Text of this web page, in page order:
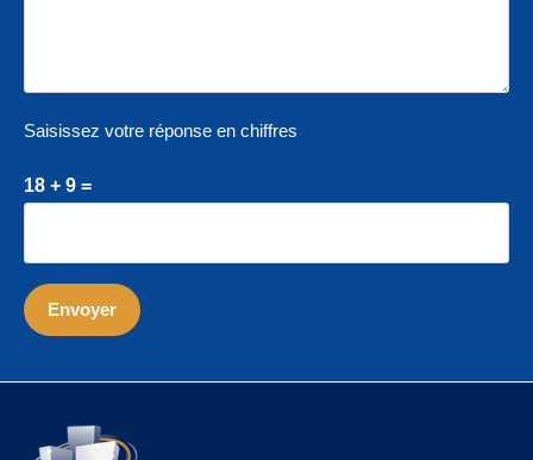
Saisissez votre réponse en chiffres
18 + 9 =